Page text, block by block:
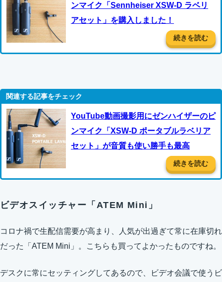
ンマイク「Sennheiser XSW-D ラベリ
アセット」を購入しました！
続きを読む
YouTube動画撮影用にゼンハイザーのピ
ンマイク「XSW-D ポータブルラベリア
セット」が音質も使い勝手も最高
続きを読む
ビデオスイッチャー「ATEM Mini」
コロナ禍で生配信需要が高まり、人気が出過ぎて常に在庫切れ
だった「ATEM Mini」。こちらも買ってよかったものですね。
デスクに常にセッティングしてあるので、ビデオ会議で使うビ